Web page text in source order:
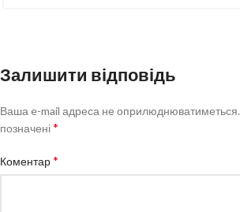
Залишити відповідь
Ваша e-mail адреса не оприлюднюватиметься.
позначені*
Коментар*